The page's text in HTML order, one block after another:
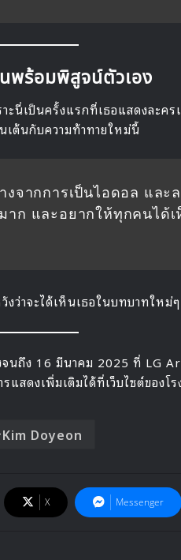
พร้อมพิสูจน์ตัวเอง
ะนี่เป็นครั้งแรกที่เธอแสดงละค
เต้นกับความท้าทายใหม่นี้
จากการเป็นไอดอล และ
ก และอยากให้ทุกคนได้
ว่าจะได้เห็นเธอในบทบาทใหม่
จนถึง 16 มีนาคม 2025 ที่ LG
สดงเพิ่มเติมได้ที่เว็บไซต์ของโร
Kim Doyeon
X Messenger